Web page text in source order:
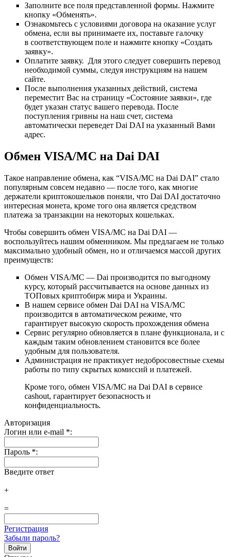
Заполните все поля представленной формы. Нажмите
кнопку «Обменять».
Ознакомьтесь с условиями договора на оказание услуг
обмена, если вы принимаете их, поставьте галочку
в соответствующем поле и нажмите кнопку «Создать
заявку».
Оплатите заявку. Для этого следует совершить перевод
необходимой суммы, следуя инструкциям на нашем
сайте.
После выполнения указанных действий, система
переместит Вас на страницу «Состояние заявки», где
будет указан статус вашего перевода. После
поступления гривны на наш счет, система
автоматически переведет Dai DAI на указанный Вами
адрес.
Обмен VISA/MC на Dai DAI
Такое направление обмена, как “VISA/MC на Dai DAI” стало
популярным совсем недавно — после того, как многие
держатели криптокошельков поняли, что Dai DAI достаточно
интересная монета, кроме того она является средством
платежа за транзакции на некоторых кошельках.
Чтобы совершить обмен VISA/MC на Dai DAI —
воспользуйтесь нашим обменником. Мы предлагаем не только
максимально удобный обмен, но и отличаемся массой других
преимуществ:
Обмен VISA/MC — Dai производится по выгодному
курсу, который рассчитывается на основе данных из
ТОПовых криптобирж мира и Украины.
В нашем сервисе обмен Dai DAI на VISA/MC
производится в автоматическом режиме, что
гарантирует высокую скорость прохождения обмена
Сервис регулярно обновляется в плане функционала, и с
каждым таким обновлением становится все более
удобным для пользователя.
Администрация не практикует недобросовестные схемы
работы по типу скрытых комиссий и платежей.
Кроме того, обмен VISA/MC на Dai DAI в сервисе
cashout, гарантирует безопасность и
конфиденциальность.
Авторизация
Логин или e-mail *:
Пароль *:
Введите ответ
+
=
Регистрация
Забыли пароль?